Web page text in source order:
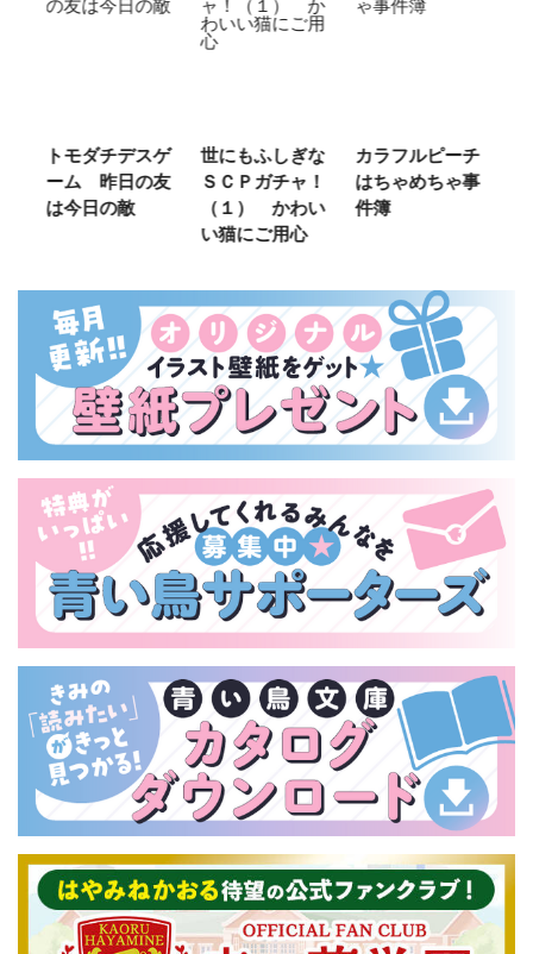
トモダチデスゲ
ーム 昨日の友
は今日の敵
世にもふしぎな
ＳＣＰガチャ！
（１） かわい
い猫にご用心
カラフルピーチ
はちゃめちゃ事
件簿